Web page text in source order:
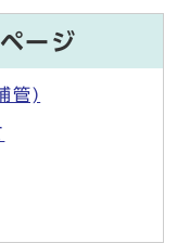
ージ
管)